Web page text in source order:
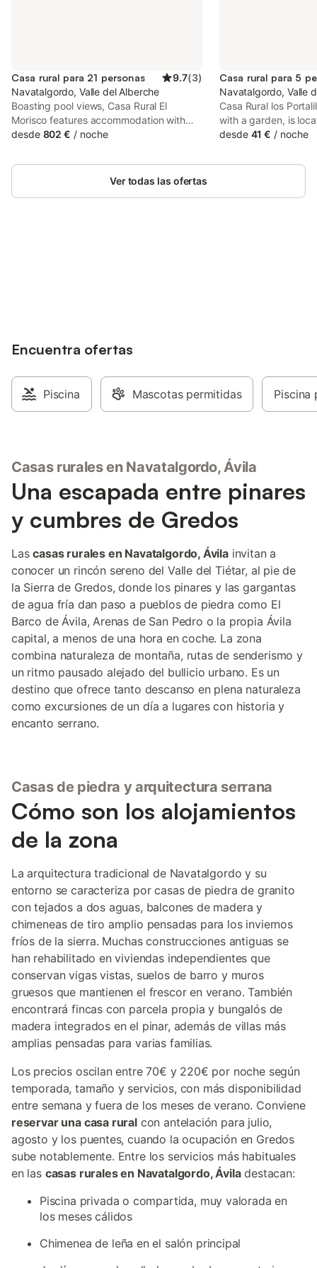
Casa rural para 21 personas 9.7(3)
Navatalgordo, Valle del Alberche
Boasting pool views, Casa Rural El
Morisco features accommodation with
barbecue facilities and a balcony, around
This holiday home features a private
pool, a garden and free private parking.
desde 802 € / noche
Casa rural para 5
Navatalgordo, Valle
Casa Rural los
with a garden, is
Navatalgordo, 46
Council, as well as
desde 41 € / noche
Ver todas las ofertas
Encuentra ofertas
Piscina Mascotas permitidas Piscina
Casas rurales en Navatalgordo, Ávila
Una escapada entre pinares
y cumbres de Gredos
Lascasas rurales en Navatalgordo, Ávilainvitan a
conocer un rincón sereno del Valle del Tiétar, al pie de
la Sierra de Gredos, donde los pinares y las gargantas
de agua fría dan paso a pueblos de piedra como El
Barco de Ávila, Arenas de San Pedro o la propia Ávila
capital, a menos de una hora en coche. La zona
combina naturaleza de montaña, rutas de senderismo y
un ritmo pausado alejado del bullicio urbano. Es un
destino que ofrece tanto descanso en plena naturaleza
como excursiones de un día a lugares con historia y
encanto serrano.
Casas de piedra y arquitectura serrana
Cómo son los alojamientos
de la zona
La arquitectura tradicional de Navatalgordo y su
entorno se caracteriza por casas de piedra de granito
con tejados a dos aguas, balcones de madera y
chimeneas de tiro amplio pensadas para los inviernos
fríos de la sierra. Muchas construcciones antiguas se
han rehabilitado en viviendas independientes que
conservan vigas vistas, suelos de barro y muros
gruesos que mantienen el frescor en verano. También
encontrará fincas con parcela propia y bungalós de
madera integrados en el pinar, además de villas más
amplias pensadas para varias familias.
Los precios oscilan entre 70€ y 220€ por noche según
temporada, tamaño y servicios, con más disponibilidad
entre semana y fuera de los meses de verano. Conviene
reservar una casa ruralcon antelación para julio,
agosto y los puentes, cuando la ocupación en Gredos
sube notablemente. Entre los servicios más habituales
en las casas rurales en Navatalgordo, Áviladestacan:
Piscina privada o compartida, muy valorada en
los meses cálidos
Chimenea de leña en el salón principal